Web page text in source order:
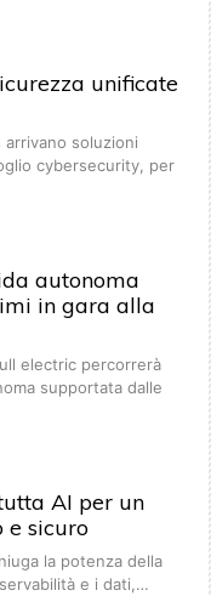
unificate
arrivano soluzioni
cybersecurity, per
autonoma
in gara alla
electric percorrerà
supportata dalle
AI per un
e sicuro
la potenza della
e i dati,…